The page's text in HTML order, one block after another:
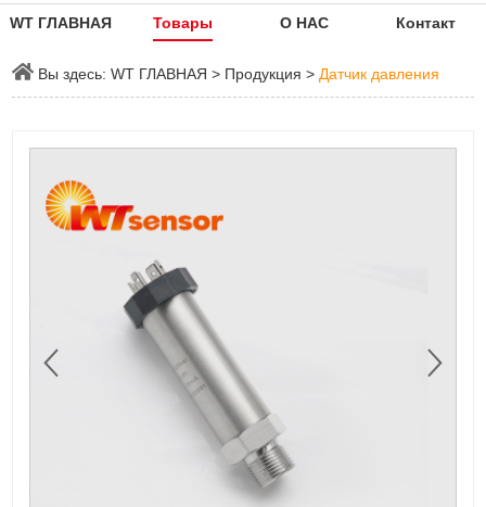
WT ГЛАВНАЯ Товары О НАС Контакт
Вы здесь:WT ГЛАВНАЯ > Продукция > Датчик давления